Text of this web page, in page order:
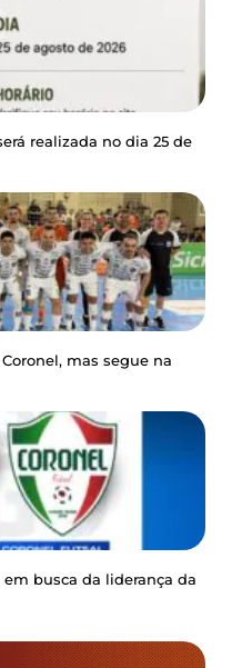
realizada no dia 25 de
mas segue na
busca da liderança da